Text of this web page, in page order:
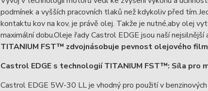
podmínek a vyšších pracovních tlaků než kdykoliv před
kontaktu kov na kov, je právě olej. Takže je nutné,aby olej
maximální dobu.Oleje řady Castrol EDGE jsou naší
TITANIUM FST™ zdvojnásobuje pevnost olejového
Castrol EDGE s technologií TITANIUM FST™: Síla pro
Castrol EDGE 5W-30 LL je vhodný pro použití v